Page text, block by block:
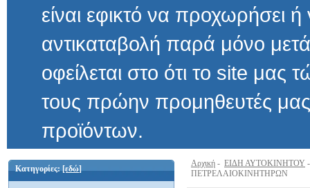
προϊόντων.
Κατηγορίες:[εδώ]
Αρχική - ΕΙΔΗ ΑΥΤΟΚΙΝΗΤΟΥ
ΠΕΤΡΕΛΑΙΟΚΙΝΗΤΗΡΩΝ